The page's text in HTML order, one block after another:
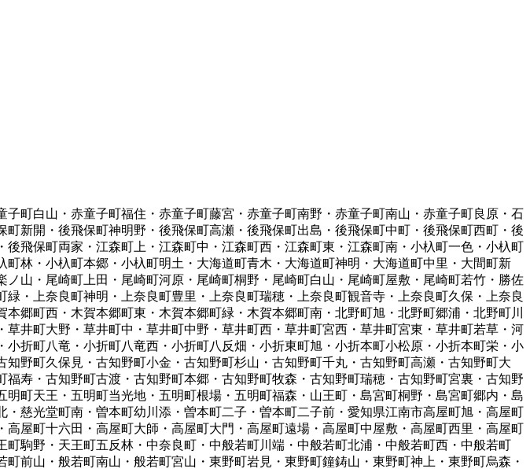
町白山・赤童子町福住・赤童子町藤宮・赤童子町南野・赤童子町南山・赤童子町良原・石
新開・後飛保町神明野・後飛保町高瀬・後飛保町出島・後飛保町中町・後飛保町西町・後
飛保町両家・江森町上・江森町中・江森町西・江森町東・江森町南・小杁町一色・小杁町
林・小杁町本郷・小杁町明土・大海道町青木・大海道町神明・大海道町中里・大間町新
山・尾崎町上田・尾崎町河原・尾崎町桐野・尾崎町白山・尾崎町屋敷・尾崎町若竹・勝佐
・上奈良町神明・上奈良町豊里・上奈良町瑞穂・上奈良町観音寺・上奈良町久保・上奈良
郷町西・木賀本郷町東・木賀本郷町緑・木賀本郷町南・北野町旭・北野町郷浦・北野町川
井町大野・草井町中・草井町中野・草井町西・草井町宮西・草井町宮東・草井町若草・河
折町八竜・小折町八竜西・小折町八反畑・小折東町旭・小折本町小松原・小折本町栄・小
野町久保見・古知野町小金・古知野町杉山・古知野町千丸・古知野町高瀬・古知野町大
寿・古知野町古渡・古知野町本郷・古知野町牧森・古知野町瑞穂・古知野町宮裏・古知野
町天王・五明町当光地・五明町根場・五明町福森・山王町・島宮町桐野・島宮町郷内・島
慈光堂町南・曽本町幼川添・曽本町二子・曽本町二子前・愛知県江南市高屋町旭・高屋町
屋町十六田・高屋町大師・高屋町大門・高屋町遠場・高屋町中屋敷・高屋町西里・高屋町
駒野・天王町五反林・中奈良町・中般若町川端・中般若町北浦・中般若町西・中般若町
前山・般若町南山・般若町宮山・東野町岩見・東野町鐘鋳山・東野町神上・東野町烏森・